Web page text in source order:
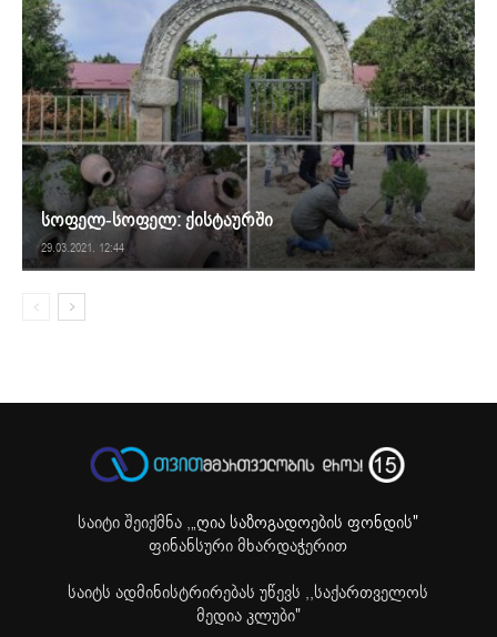
სოფელ-სოფელ: ქისტაურში
29.03.2021. 12:44
საიტი შეიქმნა ,„ღია საზოგადოების ფონდის"
ფინანსური მხარდაჭერით
საიტს ადმინისტრირებას უწევს ,,საქართველოს
მედია კლუბი"